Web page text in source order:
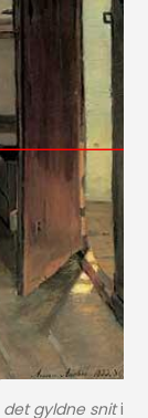
det gyldne sniti